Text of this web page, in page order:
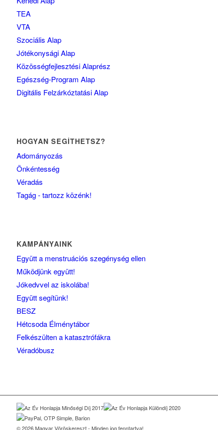
TEA
VTA
Szociális Alap
Jótékonysági Alap
Közösségfejlesztési Alaprész
Egészség-Program Alap
Digitális Felzárkóztatási Alap
HOGYAN SEGÍTHETSZ?
Adományozás
Önkéntesség
Véradás
Tagág - tartozz közénk!
KAMPÁNYAINK
Együtt a menstruációs szegénység ellen
Működjünk együtt!
Jókedvvel az iskolába!
Együtt segítünk!
BESZ
Hétcsoda Élménytábor
Felkészülten a katasztrófákra
Véradóbusz
© 2026 Magyar Vöröskereszt - Minden jog fenntartva!